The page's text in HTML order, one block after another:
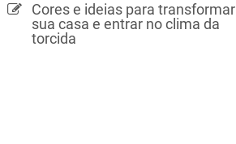
Cores e ideias para transformar
sua casa e entrar no clima da
torcida